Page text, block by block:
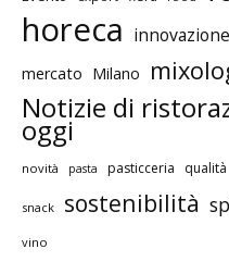
horeca innovazione
mercato Milano
Notizie di
oggi
novità pasta pasticceria qualità
snack sostenibilità
vino